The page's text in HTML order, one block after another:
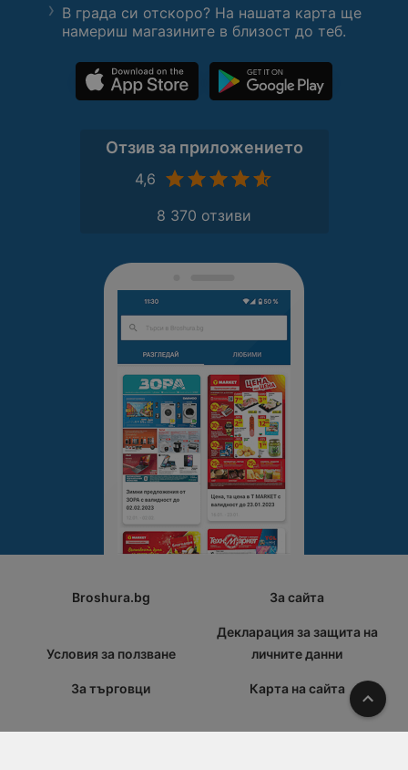
В града си отскоро? На нашата карта ще
намериш магазините в близост до теб.
Отзив за приложението
4,6
8 370 отзиви
Broshura.bg За сайта
Условия за ползване
Декларация за защита на
личните данни
За търговци Карта на сайта